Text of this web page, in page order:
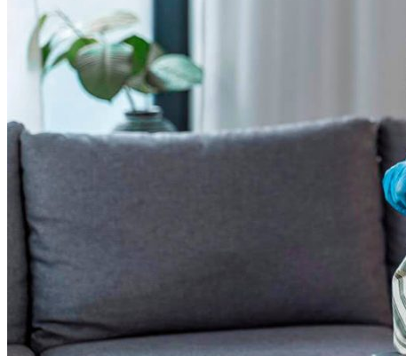
Мелитополь
Мордвиновка
Новопилиповка
Орлово
Садовое
Светлодолинское
Плодородное
Новониколаевский район